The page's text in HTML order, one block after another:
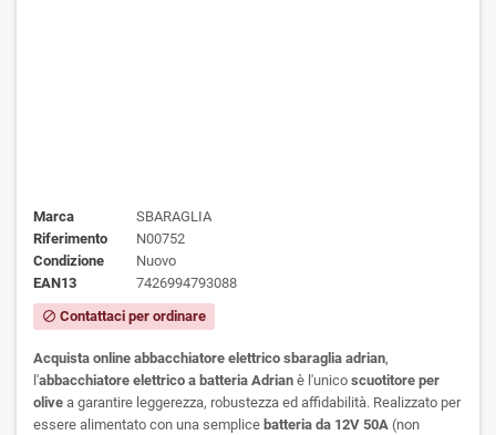
Marca
SBARAGLIA
Riferimento
N00752
Condizione
Nuovo
EAN13
7426994793088
block Contattaci per ordinare
Acquista online abbacchiatore elettrico sbaraglia adrian,
l'abbacchiatore elettrico a batteria Adrian è l'unico scuotitore per
olive a garantire leggerezza, robustezza ed affidabilità. Realizzato per
essere alimentato con una semplice batteria da 12V 50A (non